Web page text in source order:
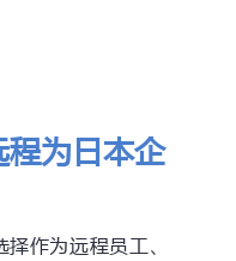
程为日本企
作为远程员工、